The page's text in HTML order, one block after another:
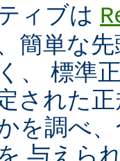
ィブは
簡単な
、 標準
された
を調べ
与えら